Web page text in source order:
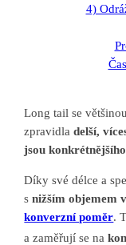
4)
Long tail se
zpravidladelší,
jsou
Díky své délce a
snižším objemem
konverzní poměr.
a zaměřují se na